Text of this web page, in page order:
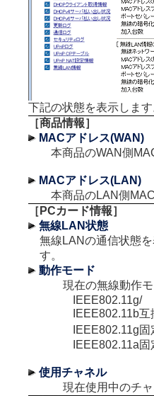
下記の状態を表示します
［商品情報］
MACアドレス(WAN)
本商品のWAN側
MACアドレス(LAN)
本商品のLAN側
［PCカード情報］
無線LAN状態
無線LANの通信状態を
す。
動作モード
現在の無線動作
IEEE802.11g/
IEEE802.11b互
IEEE802.11g固
IEEE802.11a固
使用チャネル
現在使用中のチャ